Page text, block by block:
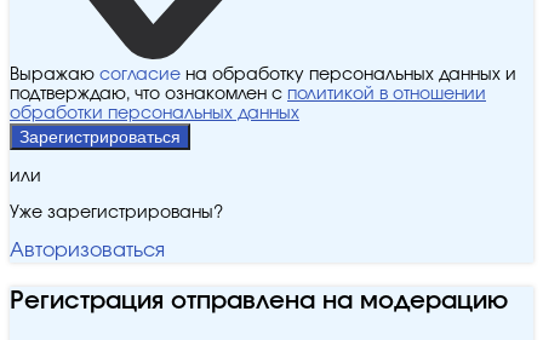
Выражаю согласие на обработку персональных данных и
подтверждаю, что ознакомлен с политикой в отношении
обработки персональных данных
Зарегистрироваться
или
Уже зарегистрированы?
Авторизоваться
Регистрация отправлена на модерацию